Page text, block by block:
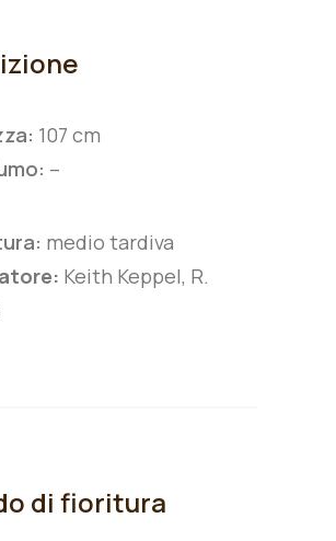
107 cm
–
medio tardiva
Keith Keppel, R.
di fioritura